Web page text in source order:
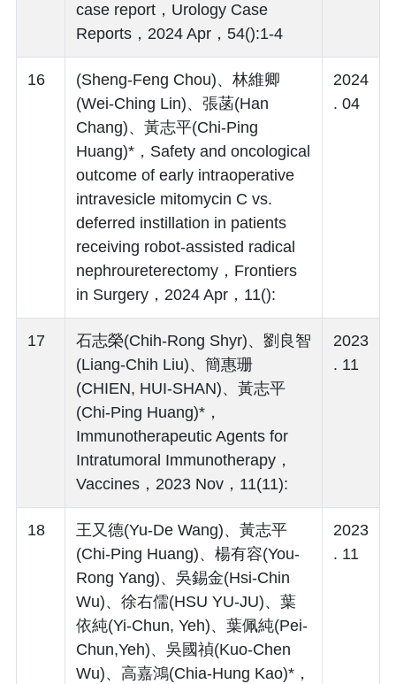
case report，Urology Case
Reports，2024 Apr，54():1-4
16
(Sheng-Feng Chou)、林維卿
(Wei-Ching Lin)、張菡(Han
Chang)、黃志平(Chi-Ping
Huang)*，Safety and oncological
outcome of early intraoperative
intravesicle mitomycin C vs.
deferred instillation in patients
receiving robot-assisted radical
nephroureterectomy，Frontiers
in Surgery，2024 Apr，11():
2024
. 04
17
石志榮(Chih-Rong Shyr)、劉良智
(Liang-Chih Liu)、簡惠珊
(CHIEN, HUI-SHAN)、黃志平
(Chi-Ping Huang)*，
Immunotherapeutic Agents for
Intratumoral Immunotherapy，
Vaccines，2023 Nov，11(11):
2023
. 11
18
王又德(Yu-De Wang)、黃志平
(Chi-Ping Huang)、楊有容(You-
Rong Yang)、吳錫金(Hsi-Chin
Wu)、徐右儒(HSU YU-JU)、葉
依純(Yi-Chun, Yeh)、葉佩純(Pei-
Chun,Yeh)、吳國禎(Kuo-Chen
Wu)、高嘉鴻(Chia-Hung Kao)*，
2023
. 11